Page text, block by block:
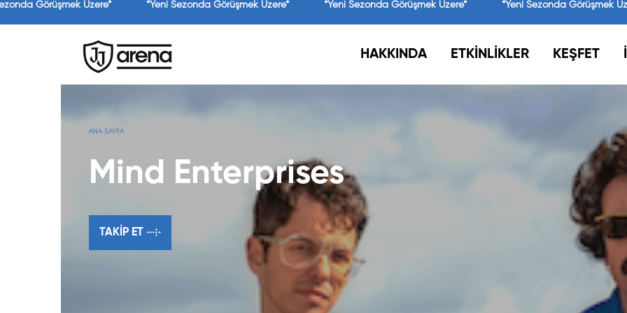
Görüşmek Üzere* *Yeni Sezonda Görüşmek Üzere* *Yeni Sezonda Görüşmek Üzere* *Yeni Sezonda Görüşmek
HAKKINDA ETKİNLİKLER KEŞFET
ANA SAYFA
Mind Enterprises
TAKIP ET